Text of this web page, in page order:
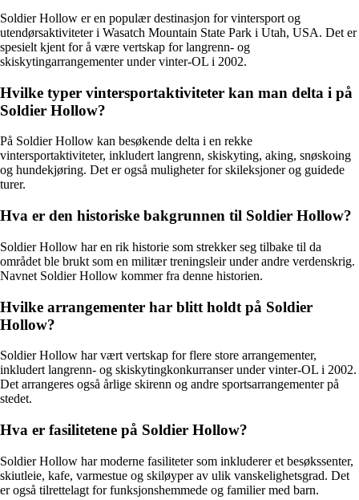
Soldier Hollow er en populær destinasjon for vintersport og
utendørsaktiviteter i Wasatch Mountain State Park i Utah, USA. Det er
spesielt kjent for å være vertskap for langrenn- og
skiskytingarrangementer under vinter-OL i 2002.
Hvilke typer vintersportaktiviteter kan man delta i på
Soldier Hollow?
På Soldier Hollow kan besøkende delta i en rekke
vintersportaktiviteter, inkludert langrenn, skiskyting, aking, snøskoing
og hundekjøring. Det er også muligheter for skileksjoner og guidede
turer.
Hva er den historiske bakgrunnen til Soldier Hollow?
Soldier Hollow har en rik historie som strekker seg tilbake til da
området ble brukt som en militær treningsleir under andre verdenskrig.
Navnet Soldier Hollow kommer fra denne historien.
Hvilke arrangementer har blitt holdt på Soldier
Hollow?
Soldier Hollow har vært vertskap for flere store arrangementer,
inkludert langrenn- og skiskytingkonkurranser under vinter-OL i 2002.
Det arrangeres også årlige skirenn og andre sportsarrangementer på
stedet.
Hva er fasilitetene på Soldier Hollow?
Soldier Hollow har moderne fasiliteter som inkluderer et besøkssenter,
skiutleie, kafe, varmestue og skiløyper av ulik vanskelighetsgrad. Det
er også tilrettelagt for funksjonshemmede og familier med barn.